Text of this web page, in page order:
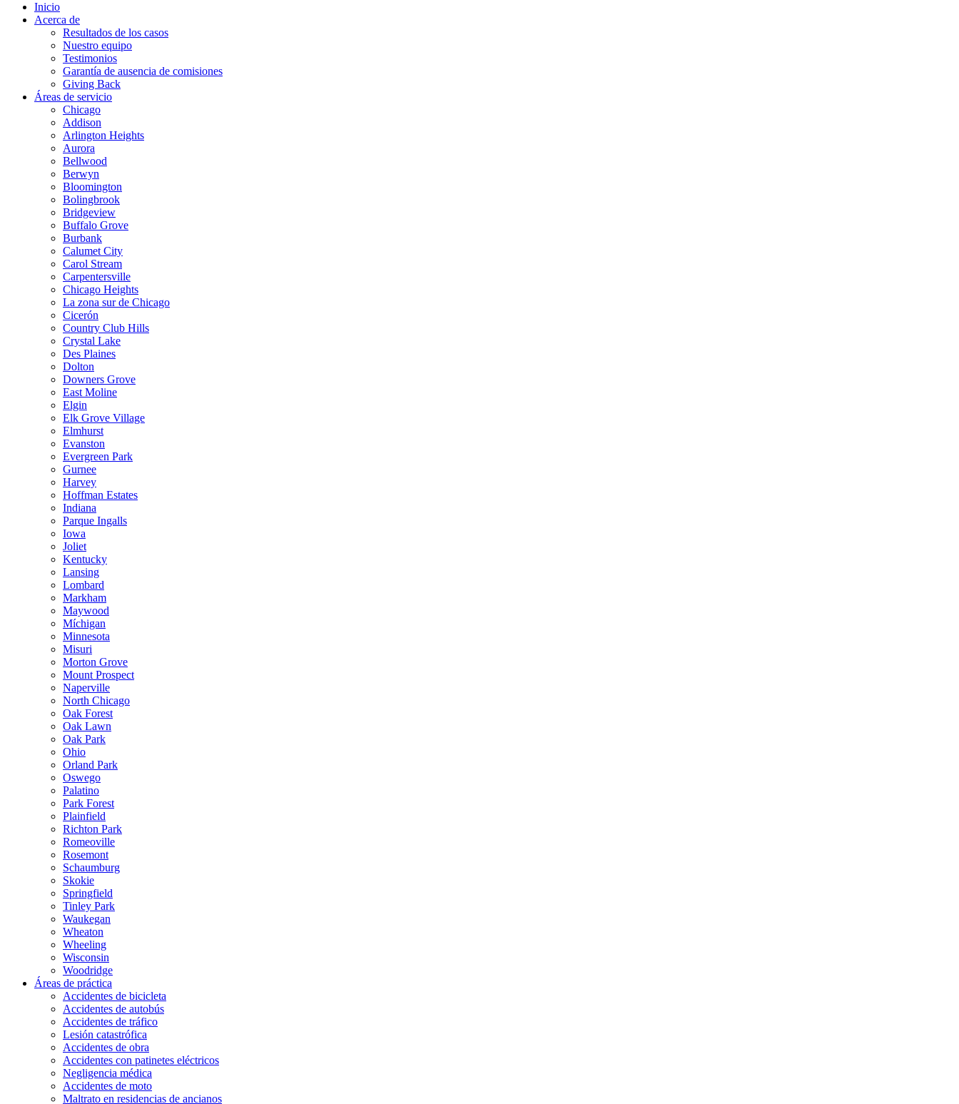
Inicio
Acerca de
Resultados de los casos
Nuestro equipo
Testimonios
Garantía de ausencia de comisiones
Giving Back
Áreas de servicio
Chicago
Addison
Arlington Heights
Aurora
Bellwood
Berwyn
Bloomington
Bolingbrook
Bridgeview
Buffalo Grove
Burbank
Calumet City
Carol Stream
Carpentersville
Chicago Heights
La zona sur de Chicago
Cicerón
Country Club Hills
Crystal Lake
Des Plaines
Dolton
Downers Grove
East Moline
Elgin
Elk Grove Village
Elmhurst
Evanston
Evergreen Park
Gurnee
Harvey
Hoffman Estates
Indiana
Parque Ingalls
Iowa
Joliet
Kentucky
Lansing
Lombard
Markham
Maywood
Míchigan
Minnesota
Misuri
Morton Grove
Mount Prospect
Naperville
North Chicago
Oak Forest
Oak Lawn
Oak Park
Ohio
Orland Park
Oswego
Palatino
Park Forest
Plainfield
Richton Park
Romeoville
Rosemont
Schaumburg
Skokie
Springfield
Tinley Park
Waukegan
Wheaton
Wheeling
Wisconsin
Woodridge
Áreas de práctica
Accidentes de bicicleta
Accidentes de autobús
Accidentes de tráfico
Lesión catastrófica
Accidentes de obra
Accidentes con patinetes eléctricos
Negligencia médica
Accidentes de moto
Maltrato en residencias de ancianos